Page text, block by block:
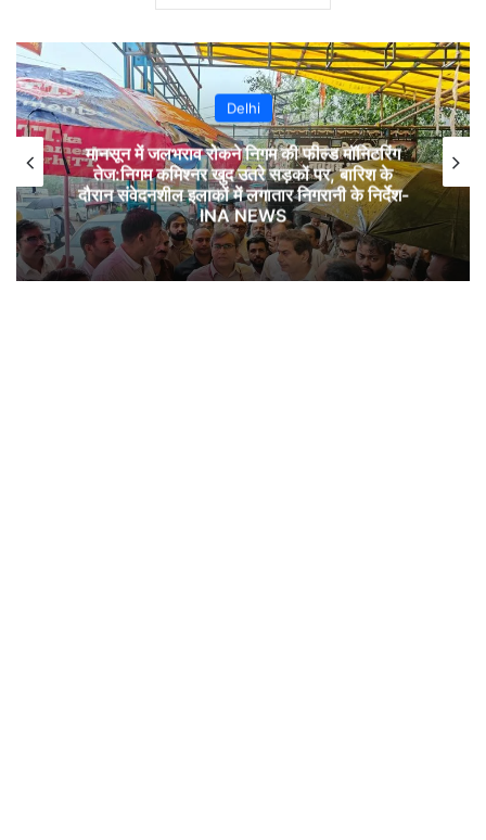
Delhi
मानसून में जलभराव रोकने निगम की फील्ड मॉनिटरिंग
तेज:निगम कमिश्नर खुद उतरे सड़कों पर, बारिश के
दौरान संवेदनशील इलाकों में लगातार निगरानी के निर्देश-
INA NEWS